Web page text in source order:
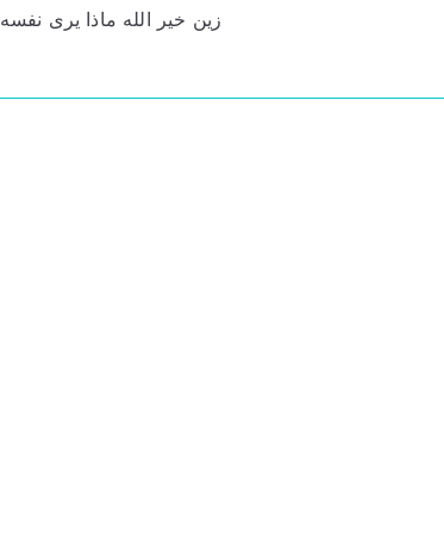
زين خير الله ماذا يرى نفسه